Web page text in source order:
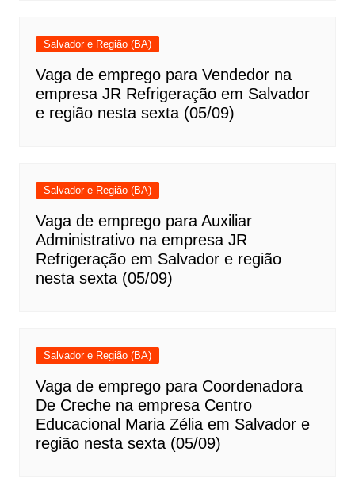
Salvador e Região (BA)
Vaga de emprego para Vendedor na
empresa JR Refrigeração em Salvador
e região nesta sexta (05/09)
Salvador e Região (BA)
Vaga de emprego para Auxiliar
Administrativo na empresa JR
Refrigeração em Salvador e região
nesta sexta (05/09)
Salvador e Região (BA)
Vaga de emprego para Coordenadora
De Creche na empresa Centro
Educacional Maria Zélia em Salvador e
região nesta sexta (05/09)